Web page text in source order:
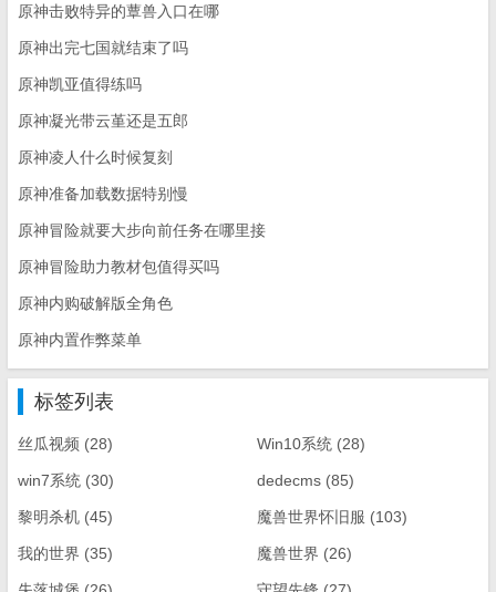
原神击败特异的蕈兽入口在哪
原神出完七国就结束了吗
原神凯亚值得练吗
原神凝光带云堇还是五郎
原神凌人什么时候复刻
原神准备加载数据特别慢
原神冒险就要大步向前任务在哪里接
原神冒险助力教材包值得买吗
原神内购破解版全角色
原神内置作弊菜单
标签列表
丝瓜视频 (28) Win10系统 (28)
win7系统 (30) dedecms (85)
黎明杀机 (45) 魔兽世界怀旧服 (103)
我的世界 (35) 魔兽世界 (26)